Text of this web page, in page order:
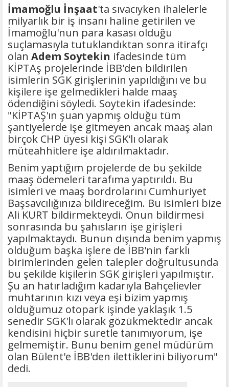
İmamoğlu İnşaat'ta sıvacıyken ihalelerle
milyarlık bir iş insanı haline getirilen ve
İmamoğlu'nun para kasası olduğu
suçlamasıyla tutuklandıktan sonra itirafçı
olan Adem Soytekin ifadesinde tüm
KİPTAş projelerinde İBB'den bildirilen
isimlerin SGK girişlerinin yapıldığını ve bu
kişilere işe gelmedikleri halde maaş
ödendiğini söyledi. Soytekin ifadesinde:
"KİPTAŞ'ın şuan yapmış olduğu tüm
şantiyelerde işe gitmeyen ancak maaş alan
birçok CHP üyesi kişi SGK'lı olarak
müteahhitlere işe aldırılmaktadır.
Benim yaptığım projelerde de bu şekilde
maaş ödemeleri tarafıma yaptırıldı. Bu
isimleri ve maaş bordrolarını Cumhuriyet
Başsavcılığınıza bildireceğim. Bu isimleri bize
Ali KURT bildirmekteydi. Onun bildirmesi
sonrasında bu şahısların işe girişleri
yapılmaktaydı. Bunun dışında benim yapmış
olduğum başka işlere de İBB'nin farklı
birimlerinden gelen talepler doğrultusunda
bu şekilde kişilerin SGK girişleri yapılmıştır.
Şu an hatırladığım kadarıyla Bahçelievler
muhtarının kızı veya eşi bizim yapmış
olduğumuz otopark işinde yaklaşık 1.5
senedir SGK'lı olarak gözükmektedir ancak
kendisini hiçbir suretle tanımıyorum, işe
gelmemiştir. Bunu benim genel müdürüm
olan Bülent'e İBB'den ilettiklerini biliyorum"
dedi.